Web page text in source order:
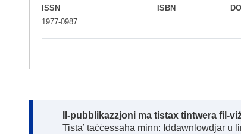
ISSN
1977-0987
ISBN DOI
Note:
Il-pubblikazzjoni ma tistax tintwera fil-
Tista’ taċċessaha minn: Iddawnlowdjar u